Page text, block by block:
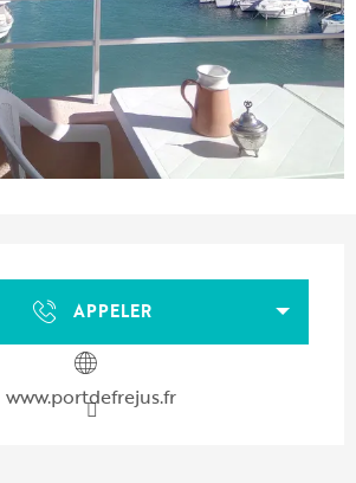
APPELER
www.portdefrejus.fr